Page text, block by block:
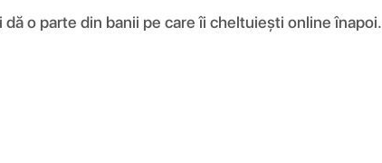
o parte din banii pe care îi cheltuiești online înapoi.